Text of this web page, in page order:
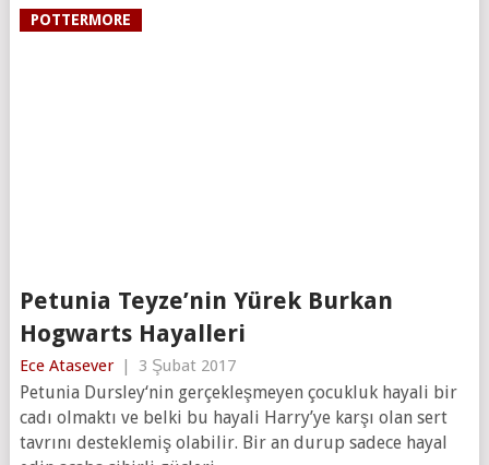
POTTERMORE
Petunia Teyze’nin Yürek Burkan
Hogwarts Hayalleri
Ece Atasever 3 Şubat 2017
Petunia Dursley‘nin gerçekleşmeyen çocukluk hayali bir
cadı olmaktı ve belki bu hayali Harry’ye karşı olan sert
tavrını desteklemiş olabilir. Bir an durup sadece hayal